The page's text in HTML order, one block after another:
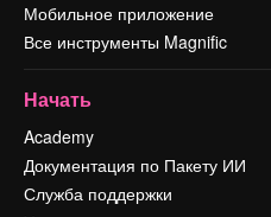
Мобильное приложение
Все инструменты Magnific
Начать
Academy
Документация по Пакету ИИ
Служба поддержки